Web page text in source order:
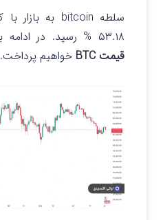
۵۳.۱۸ % رسید. در ادامه به بررسی دلایل
قیمت BTC
خواهیم پرداخت.